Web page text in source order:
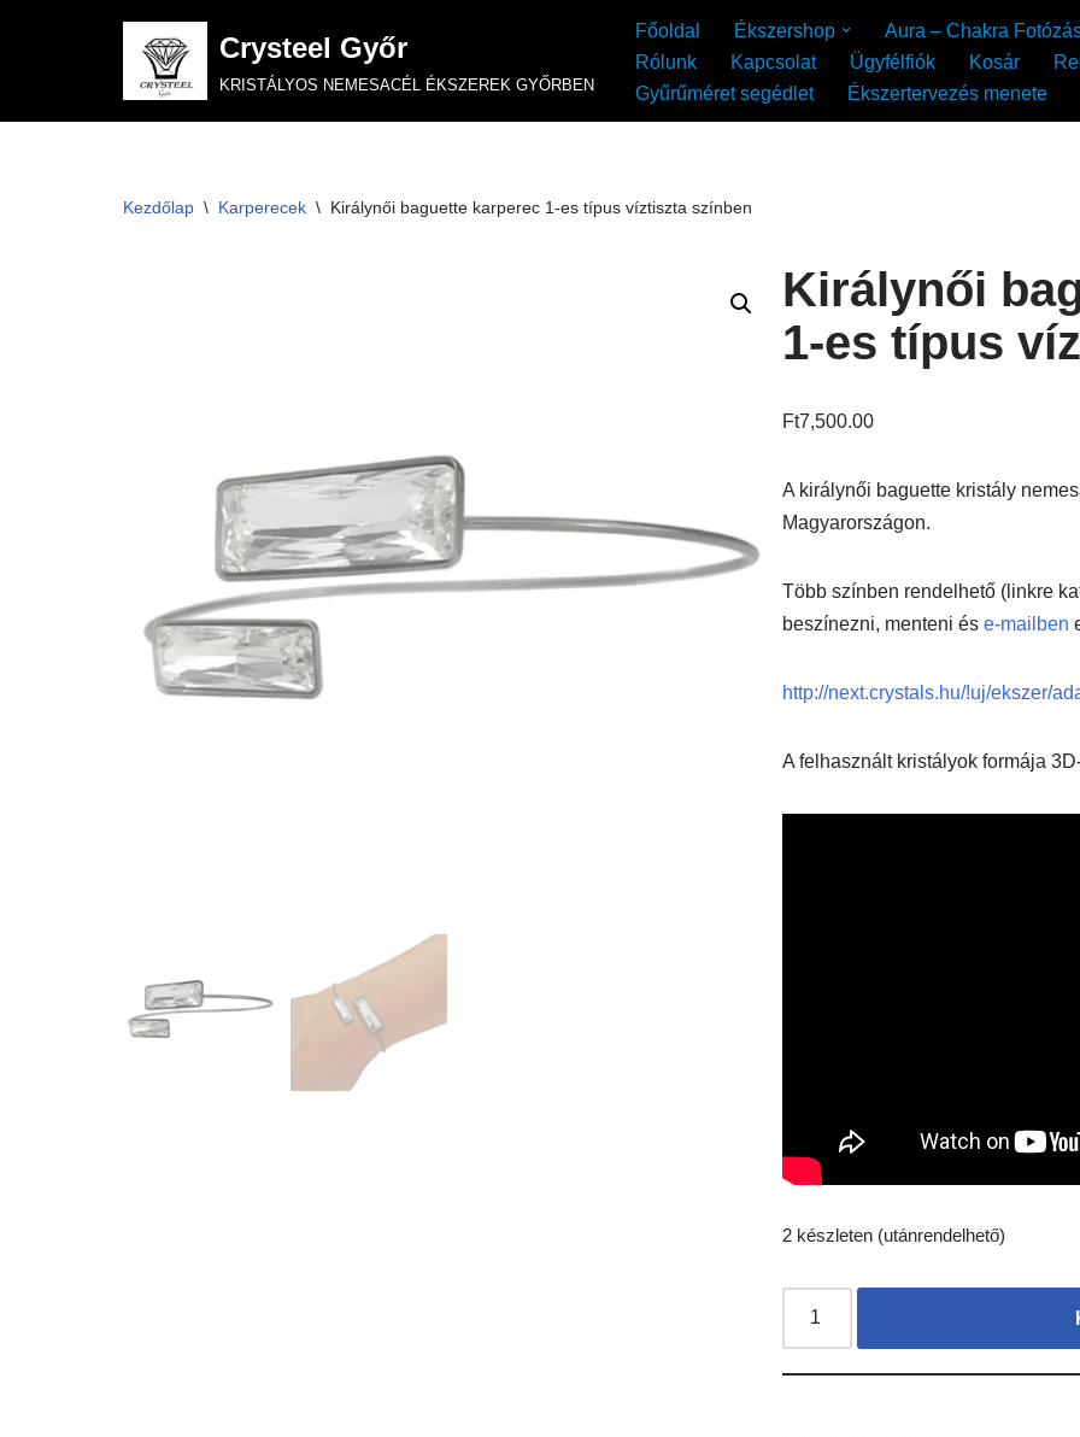
Crysteel Győr
KRISTÁLYOS NEMESACÉL ÉKSZEREK GYŐRBEN
Főoldal Ékszershop Aura – Chakra
Rólunk
Kapcsolat Ügyfélfiók Kosár
Gyűrűméret segédlet
Ékszertervezés menete
Kezdőlap \ Karperecek \ Királynői baguette karperec 1-es típus víztiszta színben
Királynői
1-es típus
Ft7,500.00
A királynői baguette kristály
Magyarországon.
Több színben rendelhető (linkre
beszínezni, menteni ése-mailben
http://next.crystals.hu/!uj/ekszer/
A felhasznált kristályok formája
2 készleten (utánrendelhető)